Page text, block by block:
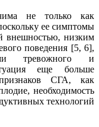
не только как
ее симптомы
внешностью, низким
поведения [5, 6],
тревожного и
еще больше
СГА, как
необходимость
технологий